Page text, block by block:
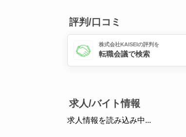
評判/口コミ
株式会社KAISEIの評判を
転職会議で検索
求人/バイト情報
求人情報を読み込み中...